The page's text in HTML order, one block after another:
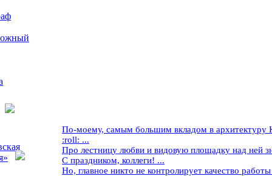
По-моему, самым большим вкладом в архитектуру
:roll: ...
Про лестницу любви и видовую площадку над ней
С праздником, коллеги! ...
Но, главное никто не контролирует качество